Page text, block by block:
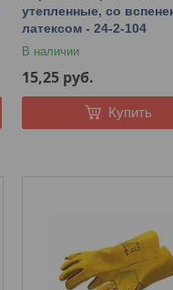
утепленные, со
латексом - 24-2-104
В наличии
15,25 руб.
Купить